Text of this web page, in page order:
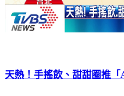
天熱！手搖飲、甜甜圈推「